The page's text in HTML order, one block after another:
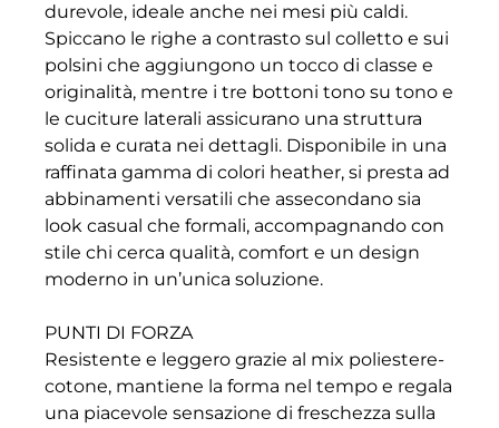
durevole, ideale anche nei mesi più caldi.
Spiccano le righe a contrasto sul colletto e sui
polsini che aggiungono un tocco di classe e
originalità, mentre i tre bottoni tono su tono e
le cuciture laterali assicurano una struttura
solida e curata nei dettagli. Disponibile in una
raffinata gamma di colori heather, si presta ad
abbinamenti versatili che assecondano sia
look casual che formali, accompagnando con
stile chi cerca qualità, comfort e un design
moderno in un’unica soluzione.
PUNTI DI FORZA
Resistente e leggero grazie al mix poliestere-
cotone, mantiene la forma nel tempo e regala
una piacevole sensazione di freschezza sulla